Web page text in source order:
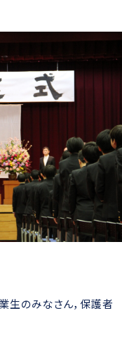
生のみなさん，保護者